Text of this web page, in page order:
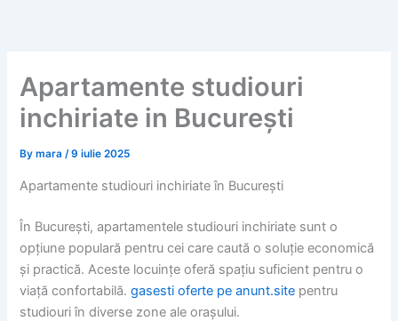
Apartamente studiouri
inchiriate in București
Bymara/9 iulie 2025
Apartamente studiouri inchiriate în București
În București, apartamentele studiouri inchiriate sunt o
opțiune populară pentru cei care caută o soluție economică
și practică. Aceste locuințe oferă spațiu suficient pentru o
viață confortabilă.gasesti oferte pe anunt.site pentru
studiouri în diverse zone ale orașului.